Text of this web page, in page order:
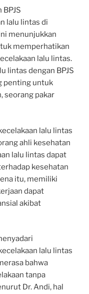
lalu lintas di
menunjukkan
memperhatikan
lalu lintas.
lintas dengan BPJS
penting untuk
seorang pakar
lalu lintas
ahli kesehatan
lalu lintas dapat
kesehatan
itu, memiliki
dapat
akibat
lalu lintas
bahwa
tanpa
Dr. Andi, hal